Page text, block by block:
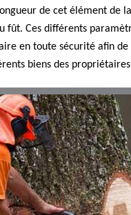
de cet élément de
fût. Ces différents
en toute sécurité afin
biens des